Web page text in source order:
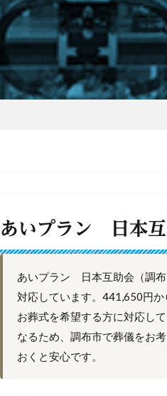
あいプラン 日本互
あいプラン 日本互助会（調
対応しています。441,650円
お葬式を希望する方に対応し
なるため、調布市で葬儀をお
おくと安心です。